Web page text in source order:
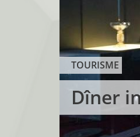
TOURISME
Dîner